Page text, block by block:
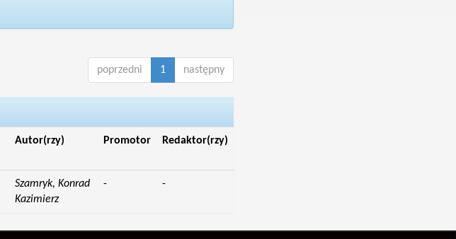
poprzedni 1 następny
Autor(rzy) Promotor Redaktor(rzy)
Szamryk, Konrad
Kazimierz
- -